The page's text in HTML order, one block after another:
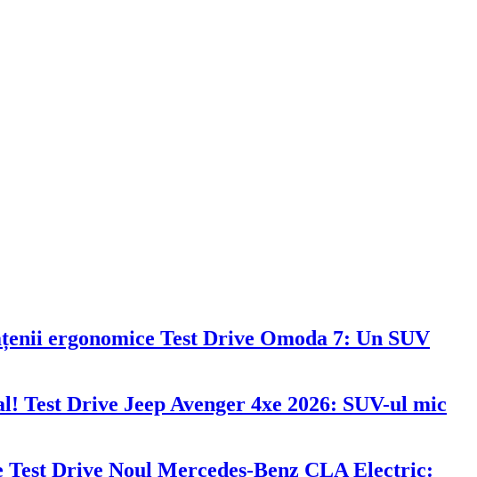
Test Drive Omoda 7: Un SUV
Test Drive Jeep Avenger 4xe 2026: SUV-ul mic
Test Drive Noul Mercedes-Benz CLA Electric: